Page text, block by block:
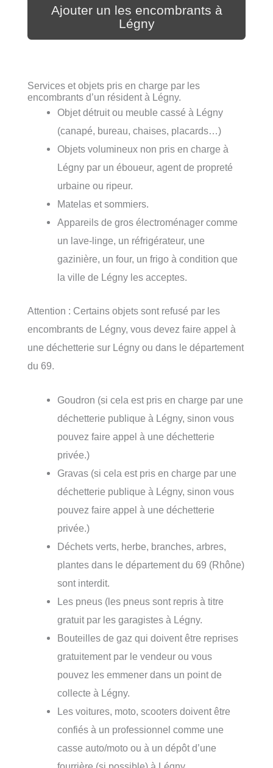
Ajouter un les encombrants à
Légny
Services et objets pris en charge par les
encombrants d’un résident à Légny.
Objet détruit ou meuble cassé à Légny
(canapé, bureau, chaises, placards…)
Objets volumineux non pris en charge à
Légny par un éboueur, agent de propreté
urbaine ou ripeur.
Matelas et sommiers.
Appareils de gros électroménager comme
un lave-linge, un réfrigérateur, une
gazinière, un four, un frigo à condition que
la ville de Légny les acceptes.
Attention : Certains objets sont refusé par les
encombrants de Légny, vous devez faire appel à
une déchetterie sur Légny ou dans le département
du 69.
Goudron (si cela est pris en charge par une
déchetterie publique à Légny, sinon vous
pouvez faire appel à une déchetterie
privée.)
Gravas (si cela est pris en charge par une
déchetterie publique à Légny, sinon vous
pouvez faire appel à une déchetterie
privée.)
Déchets verts, herbe, branches, arbres,
plantes dans le département du 69 (Rhône)
sont interdit.
Les pneus (les pneus sont repris à titre
gratuit par les garagistes à Légny.
Bouteilles de gaz qui doivent être reprises
gratuitement par le vendeur ou vous
pouvez les emmener dans un point de
collecte à Légny.
Les voitures, moto, scooters doivent être
confiés à un professionnel comme une
casse auto/moto ou à un dépôt d’une